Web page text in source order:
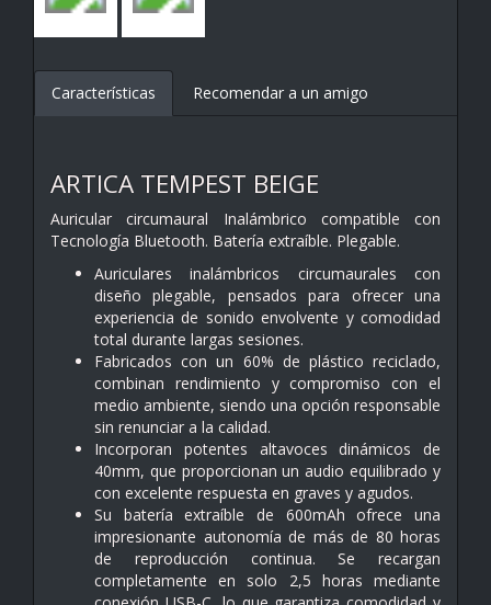
Características Recomendar a un amigo
ARTICA TEMPEST BEIGE
Auricular circumaural Inalámbrico compatible con
Tecnología Bluetooth. Batería extraíble. Plegable.
Auriculares inalámbricos circumaurales con
diseño plegable, pensados para ofrecer una
experiencia de sonido envolvente y comodidad
total durante largas sesiones.
Fabricados con un 60% de plástico reciclado,
combinan rendimiento y compromiso con el
medio ambiente, siendo una opción responsable
sin renunciar a la calidad.
Incorporan potentes altavoces dinámicos de
40mm, que proporcionan un audio equilibrado y
con excelente respuesta en graves y agudos.
Su batería extraíble de 600mAh ofrece una
impresionante autonomía de más de 80 horas
de reproducción continua. Se recargan
completamente en solo 2,5 horas mediante